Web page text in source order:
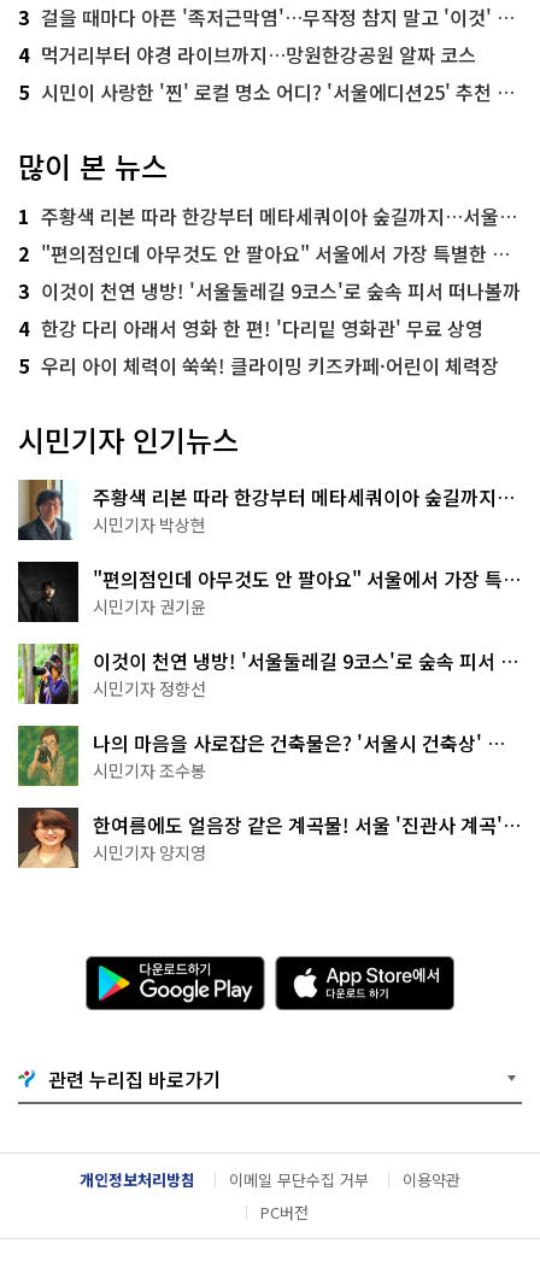
3 걸을 때마다 아픈 '족저근막염'…무작정 참지 말고 '이것' 해보세요!
4 먹거리부터 야경 라이브까지…망원한강공원 알짜 코스
5 시민이 사랑한 '찐' 로컬 명소 어디? '서울에디션25' 추천 코스
많이 본 뉴스
1 주황색 리본 따라 한강부터 메타세쿼이아 숲길까지…서울둘레길 15코스
2 "편의점인데 아무것도 안 팔아요" 서울에서 가장 특별한 편의점의 정체
3 이것이 천연 냉방! '서울둘레길 9코스'로 숲속 피서 떠나볼까
4 한강 다리 아래서 영화 한 편! '다리밑 영화관' 무료 상영
5 우리 아이 체력이 쑥쑥! 클라이밍 키즈카페·어린이 체력장
시민기자 인기뉴스
주황색 리본 따라 한강부터 메타세쿼이아 숲길까지…
서울둘레길 15코스
시민기자 박상현
"편의점인데 아무것도 안 팔아요" 서울에서 가장 특별
한 편의점의 정체
시민기자 권기윤
이것이 천연 냉방! '서울둘레길 9코스'로 숲속 피서 떠
나볼까
시민기자 정향선
나의 마음을 사로잡은 건축물은? '서울시 건축상' 수
상작 공개!
시민기자 조수봉
한여름에도 얼음장 같은 계곡물! 서울 '진관사 계곡'이
천국이네~
시민기자 양지영
다
운
로
기
G
o
g
l
e
A
p
p
e
서
다
운
관련 누리집 바로가기
개인정보처리방침 이메일 무단수집 거부
이용약관
PC버전